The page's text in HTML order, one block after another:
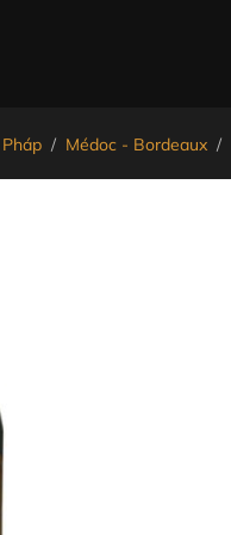
/ Médoc - Bordeaux /